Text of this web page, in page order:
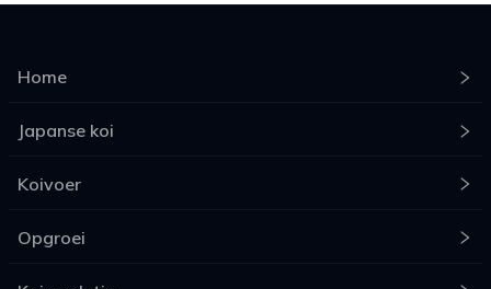
Home
Japanse koi
Koivoer
Opgroei